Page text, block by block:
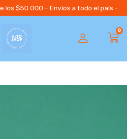
$50.000 - Envíos a todo el país -
0